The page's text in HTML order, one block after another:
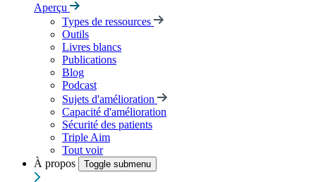
Aperçu
Types de ressources
Outils
Livres blancs
Publications
Blog
Podcast
Sujets d'amélioration
Capacité d'amélioration
Sécurité des patients
Triple Aim
Tout voir
À propos
Toggle submenu